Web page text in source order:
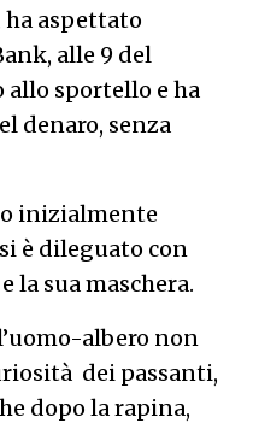
ha aspettato
alle 9 del
allo sportello e ha
denaro, senza
inizialmente
è dileguato con
la sua maschera.
albero non
dei passanti,
dopo la rapina,